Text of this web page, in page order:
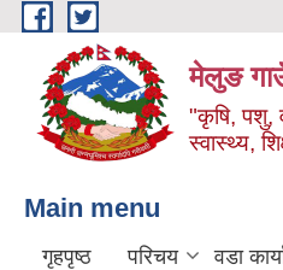
Skip to main content
मेलुङ
"कृषि, पशु,
स्वास्थ्य,
Main menu
गृहपृष्ठ परिचय वडा